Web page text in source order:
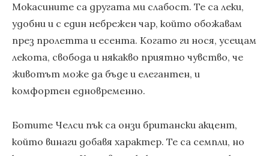
Мокасините са другата ми слабост. Те са леки,
удобни и с един небрежен чар, който обожавам
през пролетта и есента. Когато ги нося, усещам
лекота, свобода и някакво приятно чувство, че
животът може да бъде и елегантен, и
комфортен едновременно.
Ботите Челси пък са онзи британски акцент,
който винаги добавя характер. Те са семпли, но